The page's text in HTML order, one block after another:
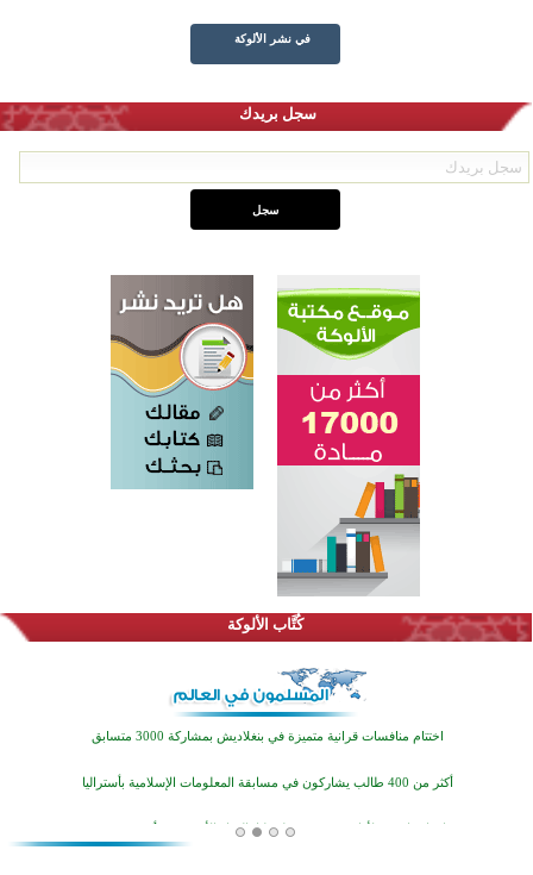
في نشر الألوكة
سجل بريدك
كُتَّاب الألوكة
اختتام الدورة التاسعة لمسابقة حفظ وتلاوة القرآن الكريم في أزناكاييف
تيسليتش تختتم برنامجا تعليميا لتعزيز القيم وبناء الشخصية للشباب المسلمين
اختتام منافسات قرآنية متميزة في بنغلاديش بمشاركة 3000 متسابق